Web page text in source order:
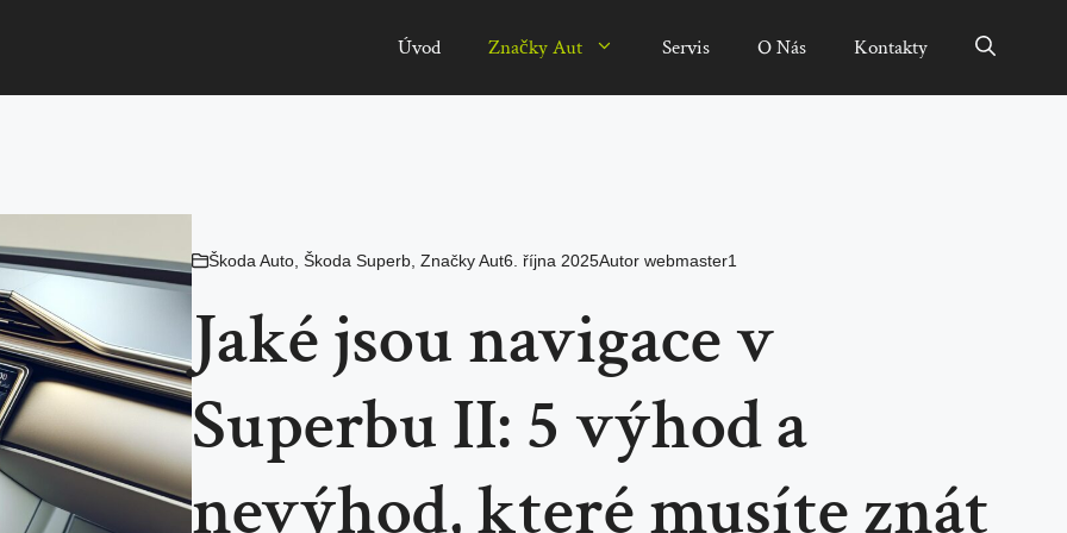
Úvod Značky Aut Servis O Nás Kontakty
Škoda Auto, Škoda Superb, Značky Aut6. října 2025Autor webmaster1
Jaké jsou navigace v
Superbu II: 5 výhod a
nevýhod, které musíte znát